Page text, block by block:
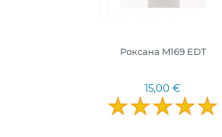
Роксана M169 EDT
15,00 €